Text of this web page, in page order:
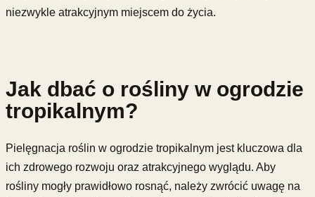
niezwykle atrakcyjnym miejscem do życia.
Jak dbać o rośliny w ogrodzie
tropikalnym?
Pielęgnacja roślin w ogrodzie tropikalnym jest kluczowa dla
ich zdrowego rozwoju oraz atrakcyjnego wyglądu. Aby
rośliny mogły prawidłowo rosnąć, należy zwrócić uwagę na